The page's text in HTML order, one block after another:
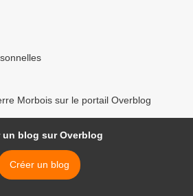
Morbois sur le portail Overblog
un blog sur Overblog
Créer un blog